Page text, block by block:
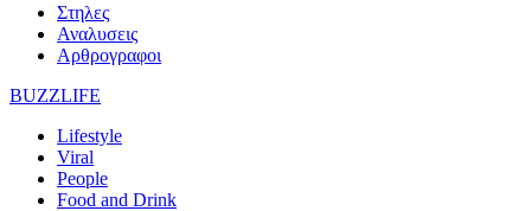
Στηλες
Αναλυσεις
Αρθρογραφοι
BUZZLIFE
Lifestyle
Viral
People
Food and Drink